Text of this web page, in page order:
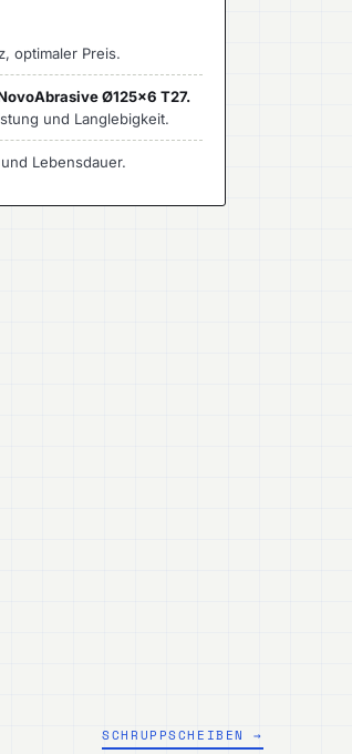
optimaler Preis.
Ø125×6 T27.
und Langlebigkeit.
Lebensdauer.
SCHRUPPSCHEIBEN →